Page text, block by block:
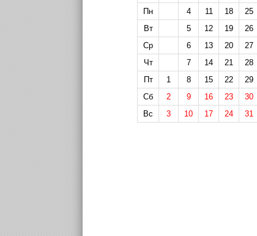
Пн
4 11 18
25
Вт
5 12 19
26
Ср
6 13 20
27
Чт
7 14 21
28
Пт
1 8 15 22
29
Сб
2 9 16 23
30
Вс
3 10 17 24 31